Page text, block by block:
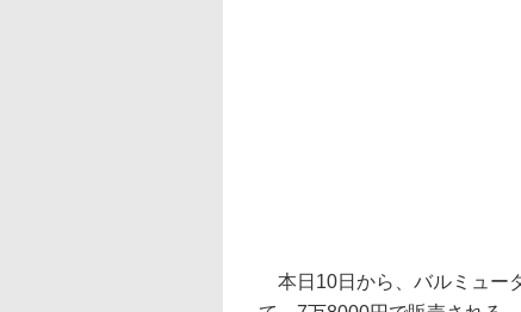
本日10日から、バルミュー